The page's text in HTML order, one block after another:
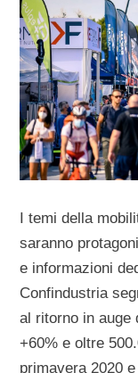
I temi della
saranno
e informazioni
Confindustria
al ritorno in auge
+60% e oltre
primavera 2020